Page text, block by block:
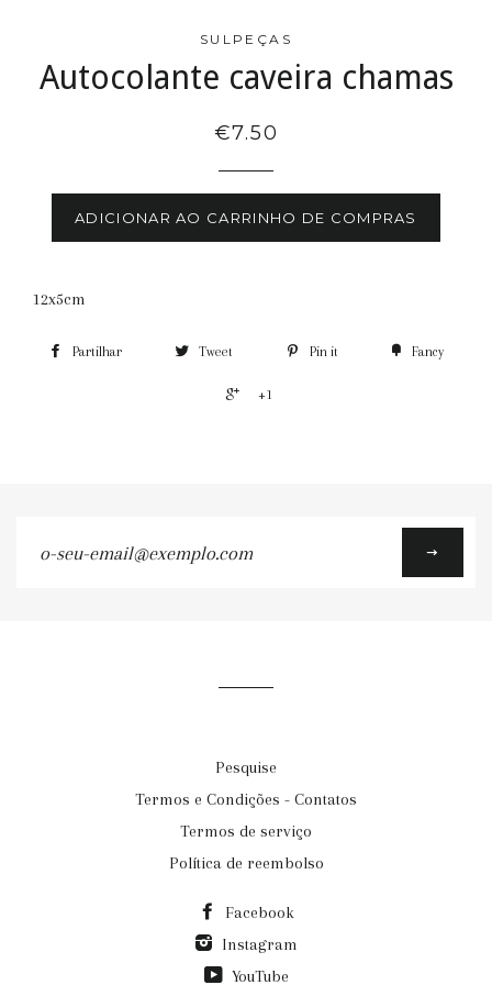
SULPEÇAS
Autocolante caveira chamas
€7.50
ADICIONAR AO CARRINHO DE COMPRAS
12x5cm
Partilhar Tweet Pin it Fancy
+1
Pesquise
Termos e Condições - Contatos
Termos de serviço
Política de reembolso
Facebook
Instagram
YouTube